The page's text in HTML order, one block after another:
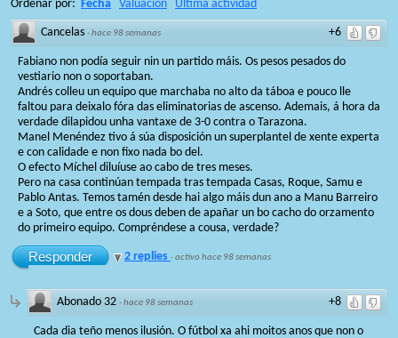
Ordenar por: Fecha Valuación Ultima actividad
+6
Cancelas ·hace 98 semanas
Fabiano non podía seguir nin un partido máis. Os pesos pesados do
vestiario non o soportaban.
Andrés colleu un equipo que marchaba no alto da táboa e pouco lle
faltou para deixalo fóra das eliminatorias de ascenso. Ademais, á hora da
verdade dilapidou unha vantaxe de 3-0 contra o Tarazona.
Manel Menéndez tivo á súa disposición un superplantel de xente experta
e con calidade e non fixo nada bo del.
O efecto Míchel diluíuse ao cabo de tres meses.
Pero na casa continúan tempada tras tempada Casas, Roque, Samu e
Pablo Antas. Temos tamén desde hai algo máis dun ano a Manu Barreiro
e a Soto, que entre os dous deben de apañar un bo cacho do orzamento
do primeiro equipo. Compréndese a cousa, verdade?
Responder 2 replies ·activo hace 98 semanas
+8
Abonado 32 ·hace 98 semanas
Cada dia teño menos ilusión. O fútbol xa ahi moitos anos que non o